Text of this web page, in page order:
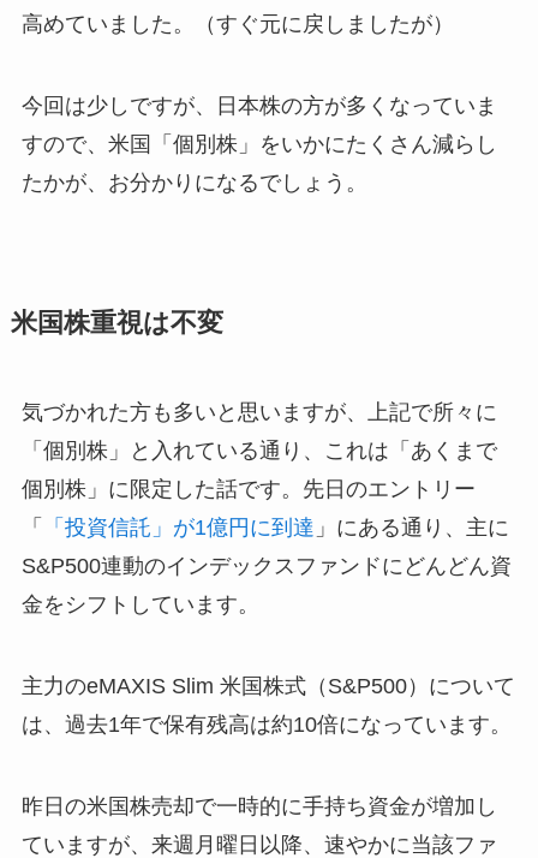
高めていました。（すぐ元に戻しましたが）
今回は少しですが、日本株の方が多くなっていま
すので、米国「個別株」をいかにたくさん減らし
たかが、お分かりになるでしょう。
米国株重視は不変
気づかれた方も多いと思いますが、上記で所々に
「個別株」と入れている通り、これは「あくまで
個別株」に限定した話です。先日のエントリー
「
「投資信託」が1億円に到達 」にある通り、主に
S&P500連動のインデックスファンドにどんどん資
金をシフトしています。
主力のeMAXIS Slim 米国株式（S&P500）について
は、過去1年で保有残高は約10倍になっています。
昨日の米国株売却で一時的に手持ち資金が増加し
ていますが、来週月曜日以降、速やかに当該ファ